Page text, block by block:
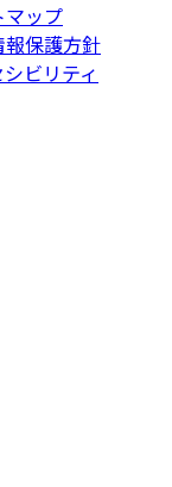
マップ
報保護方針
ビリティ